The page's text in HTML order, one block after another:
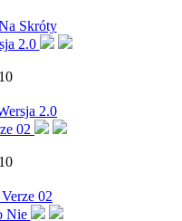
Skróty
2.0
02